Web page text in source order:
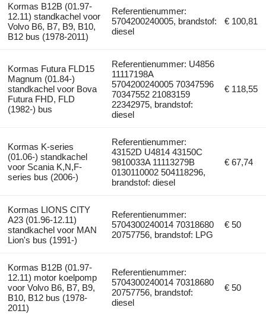
Kormas B12B (01.97-
12.11) standkachel voor
Volvo B6, B7, B9, B10,
B12 bus (1978-2011)
Referentienummer:
5704200240005, brandstof:
diesel
€ 100,81
Kormas Futura FLD15
Magnum (01.84-)
standkachel voor Bova
Futura FHD, FLD
(1982-) bus
Referentienummer: U4856
11117198A
5704200240005 70347596
70347552 21083159
22342975, brandstof:
diesel
€ 118,55
Kormas K-series
(01.06-) standkachel
voor Scania K,N,F-
series bus (2006-)
Referentienummer:
43152D U4814 43150C
9810033A 11113279B
0130110002 504118296,
brandstof: diesel
€ 67,74
Kormas LIONS CITY
A23 (01.96-12.11)
standkachel voor MAN
Lion's bus (1991-)
Referentienummer:
5704300240014 70318680
20757756, brandstof: LPG
€ 50
Kormas B12B (01.97-
12.11) motor koelpomp
voor Volvo B6, B7, B9,
B10, B12 bus (1978-
2011)
Referentienummer:
5704300240014 70318680
20757756, brandstof:
diesel
€ 50